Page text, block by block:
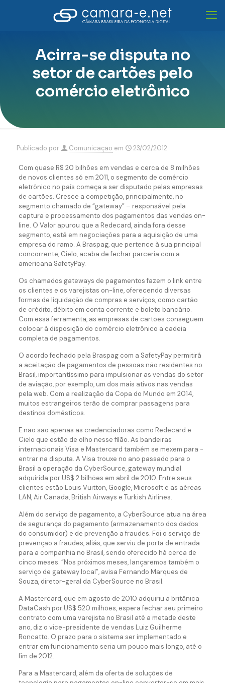
Acirra-se disputa no
setor de cartões pelo
comércio eletrônico
Publicado por Comunicação em 23/02/2012
Com quase R$ 20 bilhões em vendas e cerca de 8 milhões
de novos clientes só em 2011, o segmento de comércio
eletrônico no país começa a ser disputado pelas empresas
de cartões. Cresce a competição, principalmente, no
segmento chamado de “gateway” – responsável pela
captura e processamento dos pagamentos das vendas on-
line. O Valor apurou que a Redecard, ainda fora desse
segmento, está em negociações para a aquisição de uma
empresa do ramo. A Braspag, que pertence à sua principal
concorrente, Cielo, acaba de fechar parceria com a
americana SafetyPay.
Os chamados gateways de pagamentos fazem o link entre
os clientes e os varejistas on-line, oferecendo diversas
formas de liquidação de compras e serviços, como cartão
de crédito, débito em conta corrente e boleto bancário.
Com essa ferramenta, as empresas de cartões conseguem
colocar à disposição do comércio eletrônico a cadeia
completa de pagamentos.
O acordo fechado pela Braspag com a SafetyPay permitirá
a aceitação de pagamentos de pessoas não residentes no
Brasil, importantíssimo para impulsionar as vendas do setor
de aviação, por exemplo, um dos mais ativos nas vendas
pela web. Com a realização da Copa do Mundo em 2014,
muitos estrangeiros terão de comprar passagens para
destinos domésticos.
E não são apenas as credenciadoras como Redecard e
Cielo que estão de olho nesse filão. As bandeiras
internacionais Visa e Mastercard também se mexem para -
entrar na disputa. A Visa trouxe no ano passado para o
Brasil a operação da CyberSource, gateway mundial
adquirida por US$ 2 bilhões em abril de 2010. Entre seus
clientes estão Louis Vuitton, Google, Microsoft e as aéreas
LAN, Air Canada, British Airways e Turkish Airlines.
Além do serviço de pagamento, a CyberSource atua na área
de segurança do pagamento (armazenamento dos dados
do consumidor) e de prevenção a fraudes. Foi o serviço de
prevenção a fraudes, aliás, que serviu de porta de entrada
para a companhia no Brasil, sendo oferecido há cerca de
cinco meses. “Nos próximos meses, lançaremos também o
serviço de gateway local”, avisa Fernando Marques de
Souza, diretor-geral da CyberSource no Brasil.
A Mastercard, que em agosto de 2010 adquiriu a britânica
DataCash por US$ 520 milhões, espera fechar seu primeiro
contrato com uma varejista no Brasil até a metade deste
ano, diz o vice-presidente de vendas Luiz Guilherme
Roncatto. O prazo para o sistema ser implementado e
entrar em funcionamento seria um pouco mais longo, até o
fim de 2012.
Para a Mastercard, além da oferta de soluções de